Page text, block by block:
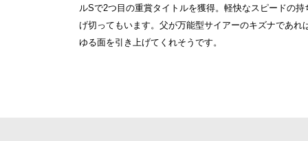
ルSで2つ目の重賞タイトルを獲得。軽快なスピードの
げ切ってもいます。父が万能型サイアーのキズナであ
ゆる面を引き上げてくれそうです。